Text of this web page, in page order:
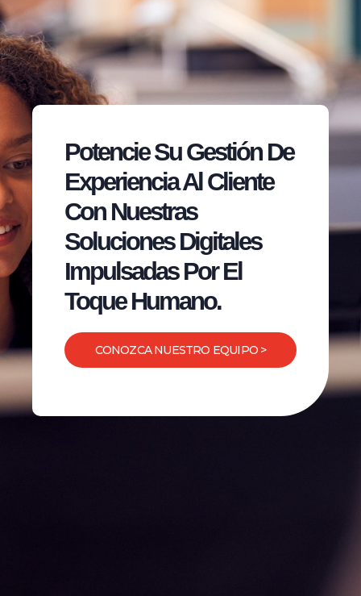
Potencie Su Gestión De
Experiencia Al Cliente
Con Nuestras
Soluciones Digitales
Impulsadas Por El
Toque Humano.
CONOZCA NUESTRO EQUIPO >